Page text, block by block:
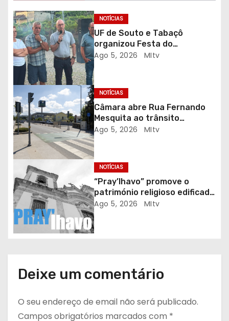
o
d
e
r
t
i
g
o
s
NOTÍCIAS
UF de Souto e Tabaçô
organizou Festa do
Emigrante
Ago 5, 2026 MItv
NOTÍCIAS
Câmara abre Rua Fernando
Mesquita ao trânsito
automóvel
Ago 5, 2026 MItv
NOTÍCIAS
“Pray’lhavo” promove o
património religioso edificado
do Arciprestado
Ago 5, 2026 MItv
Deixe um comentário
O seu endereço de email não será publicado.
Campos obrigatórios marcados com *